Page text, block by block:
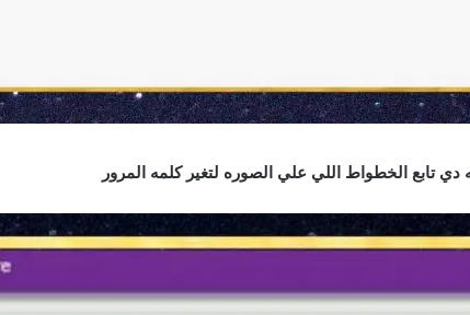
تابع الخطواط اللي علي الصوره لتغير كلمه المرور